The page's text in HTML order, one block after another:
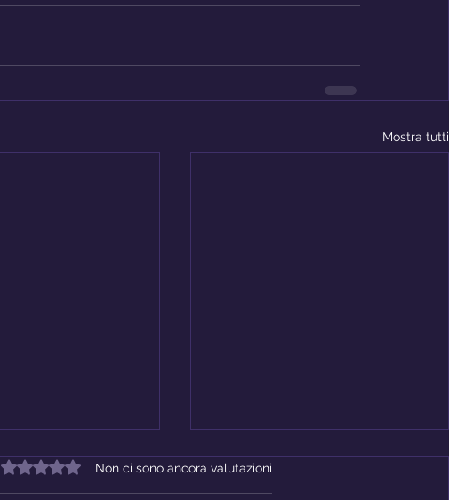
Mostra tutti
Valutazione 0 stelle su 5.
Non ci sono ancora valutazioni